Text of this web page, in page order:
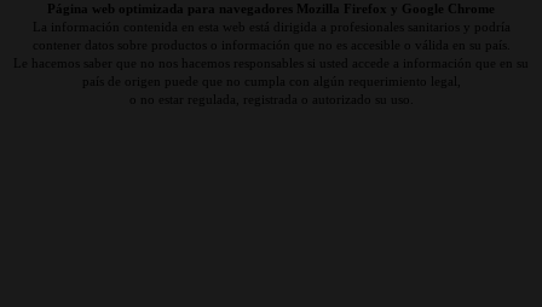
Página web optimizada para navegadores Mozilla Firefox y Google Chrome
La información contenida en esta web está dirigida a profesionales sanitarios y podría
contener datos sobre productos o información que no es accesible o válida en su país.
Le hacemos saber que no nos hacemos responsables si usted accede a información que en su
país de origen puede que no cumpla con algún requerimiento legal,
o no estar regulada, registrada o autorizado su uso.